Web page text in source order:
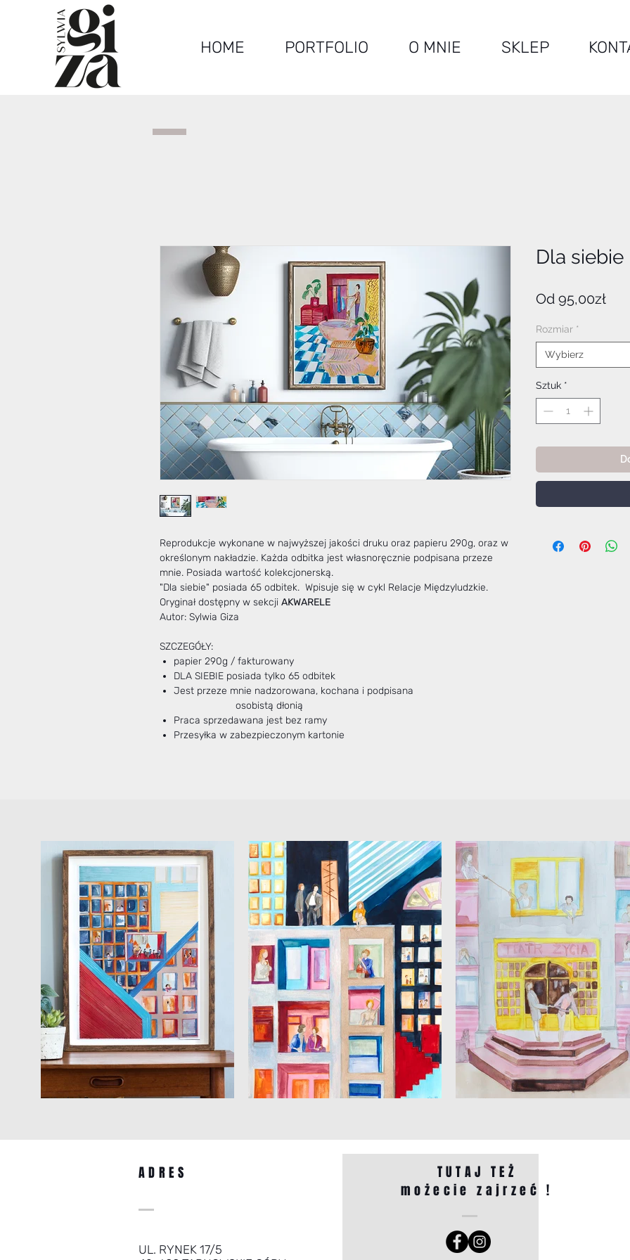
HOME PORTFOLIO O MNIE SKLEP
Reprodukcje wykonane w najwyższej jakości druku oraz papieru 290g, oraz w
określonym nakładzie. Każda odbitka jest własnoręcznie podpisana przeze
mnie. Posiada wartość kolekcjonerską.
"Dla siebie" posiada 65 odbitek. Wpisuje się w cykl Relacje Międzyludzkie.
Oryginał dostępny w sekcji AKWARELE
Autor: Sylwia Giza
SZCZEGÓŁY:
papier 290g / fakturowany
DLA SIEBIE posiada tylko 65 odbitek
Jest przeze mnie nadzorowana, kochana i podpisana
osobistą dłonią
Praca sprzedawana jest bez ramy
Przesyłka w zabezpieczonym kartonie
Dla siebie
Od 95,00zł
Rozmiar *
Wybierz
Sztuk *
ADRES
UL. RYNEK 17/5
TUTAJ TEŻ
możecie zajrzeć !